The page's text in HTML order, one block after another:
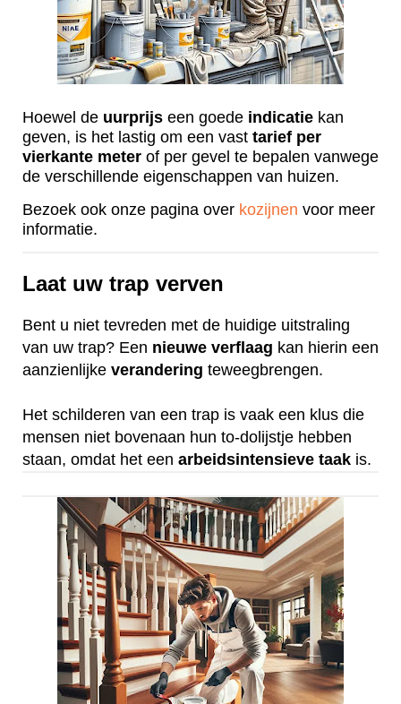
Hoewel de uurprijs een goede indicatie kan
geven, is het lastig om een vast tarief per
vierkante meter of per gevel te bepalen vanwege
de verschillende eigenschappen van huizen.
Bezoek ook onze pagina over kozijnen voor meer
informatie.
Laat uw trap verven
Bent u niet tevreden met de huidige uitstraling
van uw trap? Een nieuwe verflaag kan hierin een
aanzienlijke verandering teweegbrengen.
Het schilderen van een trap is vaak een klus die
mensen niet bovenaan hun to-dolijstje hebben
staan, omdat het een arbeidsintensieve taak is.